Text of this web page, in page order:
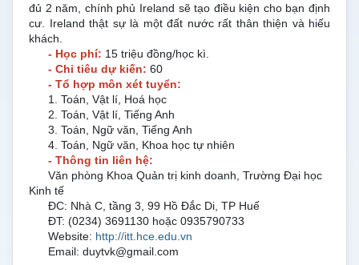
đủ 2 năm, chính phủ Ireland sẽ tạo điều kiện cho bạn định
cư. Ireland thật sự là một đất nước rất thân thiện và hiếu
khách.
- Học phí: 15 triệu đồng/học kì.
- Chỉ tiêu dự kiến: 60
- Tổ hợp môn xét tuyển:
1. Toán, Vật lí, Hoá học
2. Toán, Vật lí, Tiếng Anh
3. Toán, Ngữ văn, Tiếng Anh
4. Toán, Ngữ văn, Khoa học tự nhiên
- Thông tin liên hệ:
Văn phòng Khoa Quản trị kinh doanh, Trường Đại học
Kinh tế
ĐC: Nhà C, tầng 3, 99 Hồ Đắc Di, TP Huế
ĐT: (0234) 3691130 hoặc 0935790733
Website: http://itt.hce.edu.vn
Email: duytvk@gmail.com